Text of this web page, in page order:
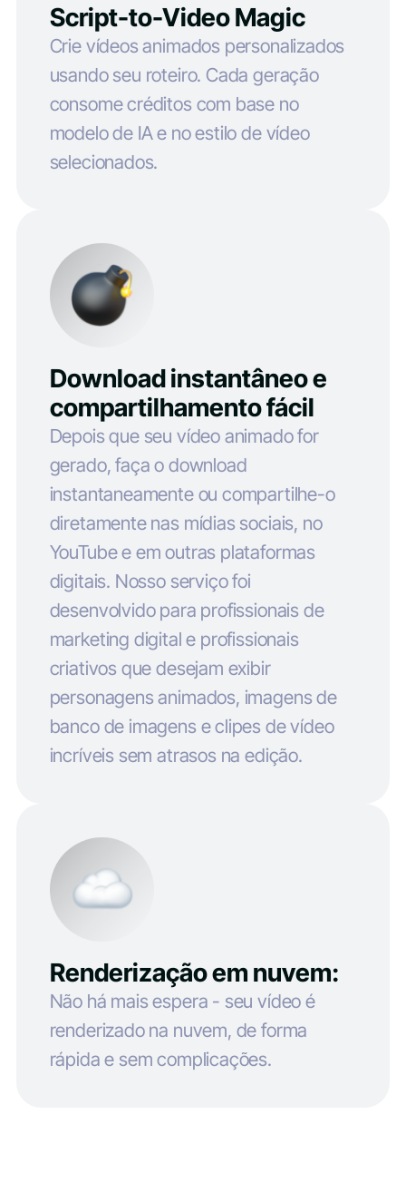
Script-to-Video Magic
Crie vídeos animados personalizados
usando seu roteiro. Cada geração
consome créditos com base no
modelo de IA e no estilo de vídeo
selecionados.
Download instantâneo e
compartilhamento fácil
Depois que seu vídeo animado for
gerado, faça o download
instantaneamente ou compartilhe-o
diretamente nas mídias sociais, no
YouTube e em outras plataformas
digitais. Nosso serviço foi
desenvolvido para profissionais de
marketing digital e profissionais
criativos que desejam exibir
personagens animados, imagens de
banco de imagens e clipes de vídeo
incríveis sem atrasos na edição.
Renderização em nuvem:
Não há mais espera - seu vídeo é
renderizado na nuvem, de forma
rápida e sem complicações.